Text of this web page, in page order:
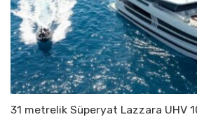
31 metrelik Süperyat Lazzara UHV